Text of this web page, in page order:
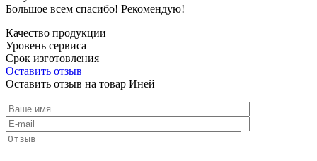
Большое всем спасибо! Рекомендую!
Качество продукции
Уровень сервиса
Срок изготовления
Оставить отзыв
Оставить отзыв на товар Иней